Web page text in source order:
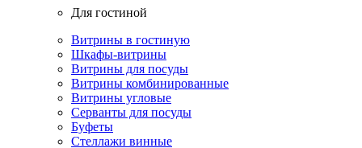
Для гостиной
Витрины в гостиную
Шкафы-витрины
Витрины для посуды
Витрины комбинированные
Витрины угловые
Серванты для посуды
Буфеты
Стеллажи винные